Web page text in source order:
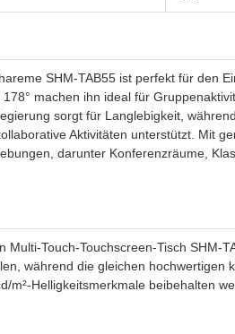
SHM-TAB55 ist perfekt für den
machen ihn ideal für
sorgt für Langlebigkeit,
Aktivitäten unterstützt. Mit
darunter Konferenzräume,
Multi-Touch-Touchscreen-Tisch SHM-
während die gleichen hochwertigen
m²-Helligkeitsmerkmale beibehalten